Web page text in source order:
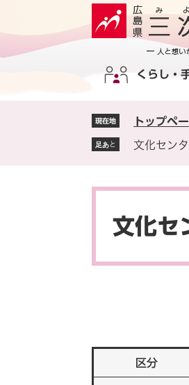
の
ー
くらし・
現在地 トップペ
足あと 文化セン
文化セ
区分